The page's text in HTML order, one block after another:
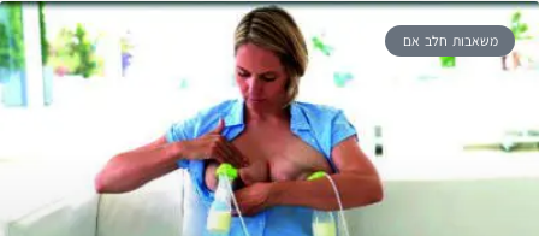
משאבות חלב אם